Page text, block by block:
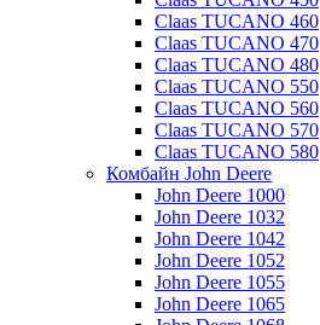
Claas TUCANO 460
Claas TUCANO 470
Claas TUCANO 480
Claas TUCANO 550
Claas TUCANO 560
Claas TUCANO 570
Claas TUCANO 580
Комбайн John Deere
John Deere 1000
John Deere 1032
John Deere 1042
John Deere 1052
John Deere 1055
John Deere 1065